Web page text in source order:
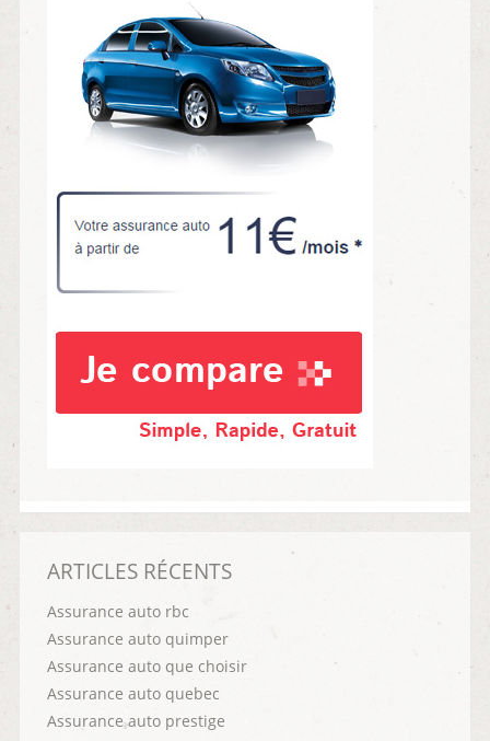
ARTICLES RÉCENTS
Assurance auto rbc
Assurance auto quimper
Assurance auto que choisir
Assurance auto quebec
Assurance auto prestige